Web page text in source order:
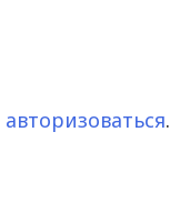
авторизоваться.